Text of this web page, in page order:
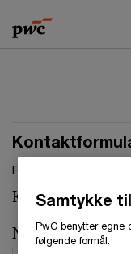
to
content
to
footer
Felter, markeret
Kontaktperson:
Navn*
Samtykke
PwC benytter egne
følgende formål: